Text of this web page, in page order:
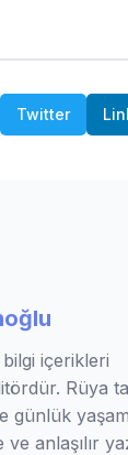
Twitter
içerikleri
Rüya
günlük yaşam
anlaşılır